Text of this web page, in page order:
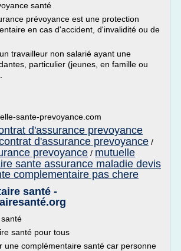
santé
prévoyance est une protection
en cas d'accident, d'invalidité ou de
travailleur non salarié ayant une
particulier (jeunes, en famille ou
sante-prevoyance.com
d'assurance prevoyance
d'assurance prevoyance /
prevoyance / mutuelle
sante assurance maladie devis
complementaire pas chere
santé -
santé pour tous
une complémentaire santé car personne